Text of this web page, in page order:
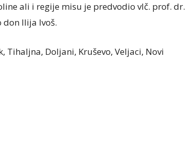
ali i regije misu je predvodio vlč. prof. dr.
don Ilija Ivoš.
Tihaljna, Doljani, Kruševo, Veljaci, Novi